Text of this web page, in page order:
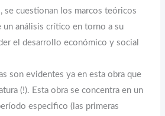
se cuestionan los marcos teóricos
un análisis crítico en torno a su
el desarrollo económico y social
son evidentes ya en esta obra que
(!). Esta obra se concentra en un
especifico (las primeras